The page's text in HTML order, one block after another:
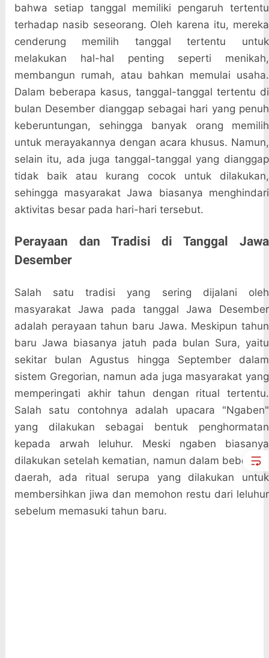
bahwa setiap tanggal memiliki pengaruh tertentu
terhadap nasib seseorang. Oleh karena itu, mereka
cenderung memilih tanggal tertentu untuk
melakukan hal-hal penting seperti menikah,
membangun rumah, atau bahkan memulai usaha.
Dalam beberapa kasus, tanggal-tanggal tertentu di
bulan Desember dianggap sebagai hari yang penuh
keberuntungan, sehingga banyak orang memilih
untuk merayakannya dengan acara khusus. Namun,
selain itu, ada juga tanggal-tanggal yang dianggap
tidak baik atau kurang cocok untuk dilakukan,
sehingga masyarakat Jawa biasanya menghindari
aktivitas besar pada hari-hari tersebut.
Perayaan dan Tradisi di Tanggal Jawa
Desember
Salah satu tradisi yang sering dijalani oleh
masyarakat Jawa pada tanggal Jawa Desember
adalah perayaan tahun baru Jawa. Meskipun tahun
baru Jawa biasanya jatuh pada bulan Sura, yaitu
sekitar bulan Agustus hingga September dalam
sistem Gregorian, namun ada juga masyarakat yang
memperingati akhir tahun dengan ritual tertentu.
Salah satu contohnya adalah upacara "Ngaben"
yang dilakukan sebagai bentuk penghormatan
kepada arwah leluhur. Meski ngaben biasanya
dilakukan setelah kematian, namun dalam beberapa
daerah, ada ritual serupa yang dilakukan untuk
membersihkan jiwa dan memohon restu dari leluhur
sebelum memasuki tahun baru.